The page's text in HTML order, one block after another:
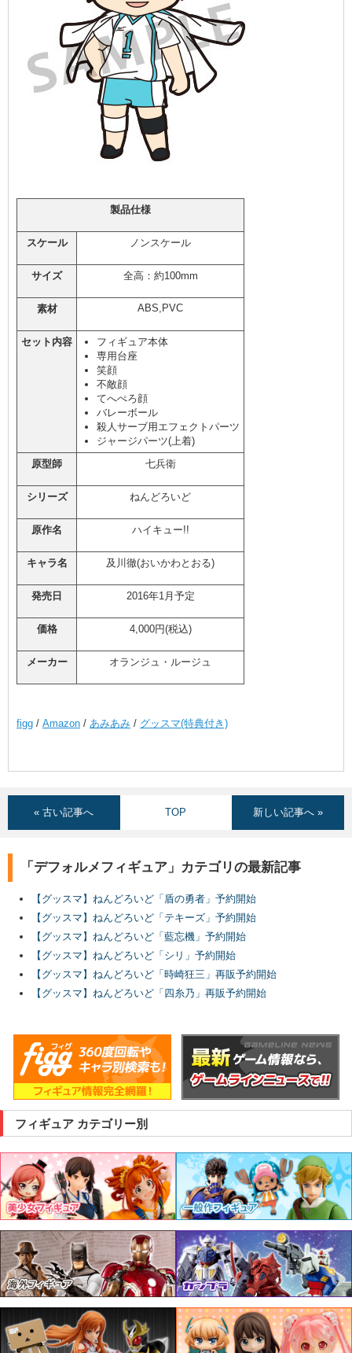
製品仕様
スケール ノンスケール
サイズ 全高：約100mm
素材 ABS,PVC
セット内容
フィギュア本体
専用台座
笑顔
不敵顔
てへぺろ顔
バレーボール
殺人サーブ用エフェクトパーツ
ジャージパーツ(上着)
原型師
七兵衛
シリーズ ねんどろいど
原作名 ハイキュー!!
キャラ名 及川徹(おいかわとおる)
発売日 2016年1月予定
価格 4,000円(税込)
メーカー オランジュ・ルージュ
figg / Amazon / あみあみ / グッスマ(特典付き)
« 古い記事へ TOP 新しい記事へ »
「デフォルメフィギュア」カテゴリの最新記事
【グッスマ】ねんどろいど「盾の勇者」予約開始
【グッスマ】ねんどろいど「テキーズ」予約開始
【グッスマ】ねんどろいど「藍忘機」予約開始
【グッスマ】ねんどろいど「シリ」予約開始
【グッスマ】ねんどろいど「時崎狂三」再販予約開始
【グッスマ】ねんどろいど「四糸乃」再販予約開始
フィギュア カテゴリー別